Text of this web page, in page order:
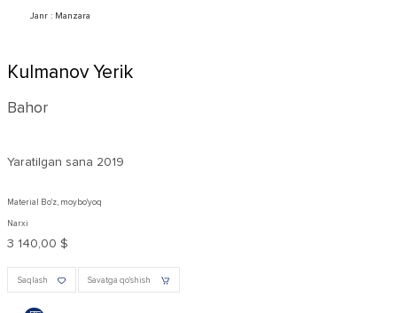
Janr : Manzara
Kulmanov Yerik
Bahor
Yaratilgan sana 2019
Material Bo'z, moybo'yoq
Narxi
3 140,00 $
Saqlash Savatga qo'shish